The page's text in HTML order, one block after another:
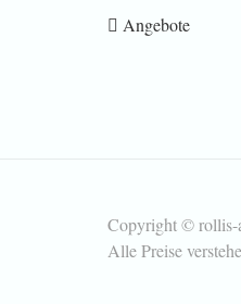
Angebote
Copyright © rollis-
Alle Preise